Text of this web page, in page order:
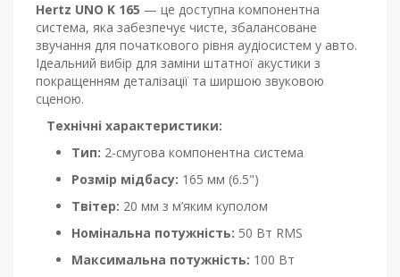
Hertz UNO K 165 — це доступна компонентна
система, яка забезпечує чисте, збалансоване
звучання для початкового рівня аудіосистем у авто.
Ідеальний вибір для заміни штатної акустики з
покращенням деталізації та ширшою звуковою
сценою.
Технічні характеристики:
Тип: 2-смугова компонентна система
Розмір мідбасу: 165 мм (6.5")
Твітер: 20 мм з м’яким куполом
Номінальна потужність: 50 Вт RMS
Максимальна потужність: 100 Вт